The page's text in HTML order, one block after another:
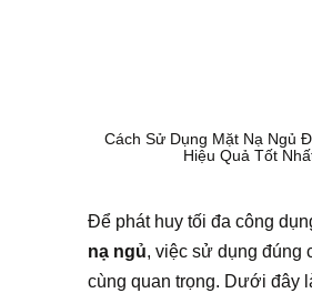
Cách Sử Dụng Mặt Nạ Ngủ
Hiệu Quả Tốt
Để phát huy tối đa công
nạ ngủ, việc sử dụng đúng
cùng quan trọng. Dưới đây